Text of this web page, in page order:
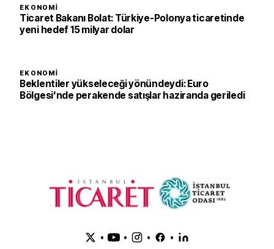
EKONOMI
Ticaret Bakanı Bolat: Türkiye-Polonya ticaretinde
yeni hedef 15 milyar dolar
EKONOMI
Beklentiler yükseleceği yönündeydi: Euro
Bölgesi'nde perakende satışlar haziranda geriledi
• • • •